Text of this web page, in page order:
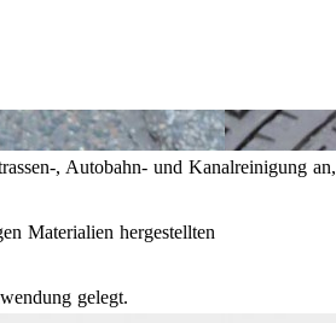
, Autobahn- und Kanalreinigung an,
Materialien hergestellten
gelegt.